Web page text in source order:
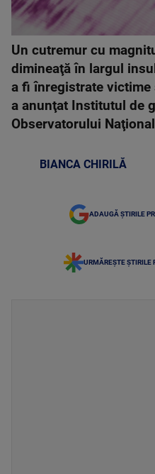
Un cutremur cu
dimineaţă în largul
a fi înregistrate victime
a anunţat Institutul de
Observatorului
BIANCA CHIRILĂ
ADAUGĂ ȘTIRILE
URMĂREȘTE ȘTIRILE